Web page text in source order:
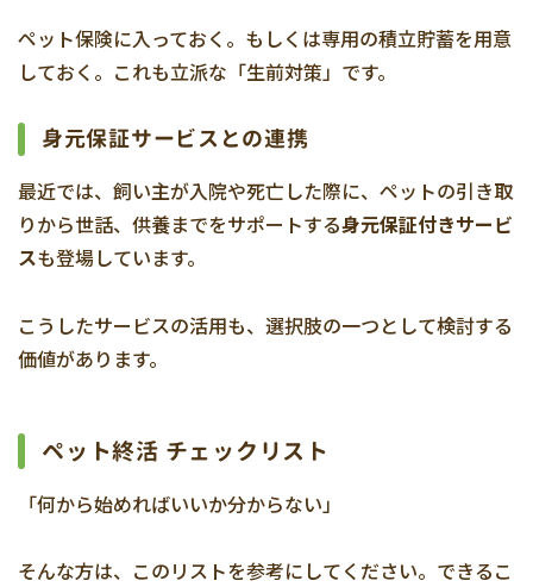
ペット保険に入っておく。もしくは専用の積立貯蓄を用意
しておく。これも立派な「生前対策」です。
身元保証サービスとの連携
最近では、飼い主が入院や死亡した際に、ペットの引き取
りから世話、供養までをサポートする身元保証付きサービ
スも登場しています。
こうしたサービスの活用も、選択肢の一つとして検討する
価値があります。
ペット終活 チェックリスト
「何から始めればいいか分からない」
そんな方は、このリストを参考にしてください。できるこ